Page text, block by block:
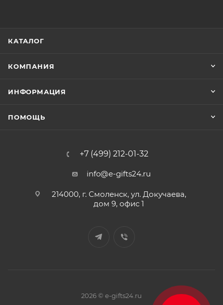
КАТАЛОГ
КОМПАНИЯ
ИНФОРМАЦИЯ
ПОМОЩЬ
+7 (499) 212-01-32
info@e-gifts24.ru
214000, г. Смоленск, ул. Докучаева,
дом 9, офис 1
2026 © e-gifts24.ru